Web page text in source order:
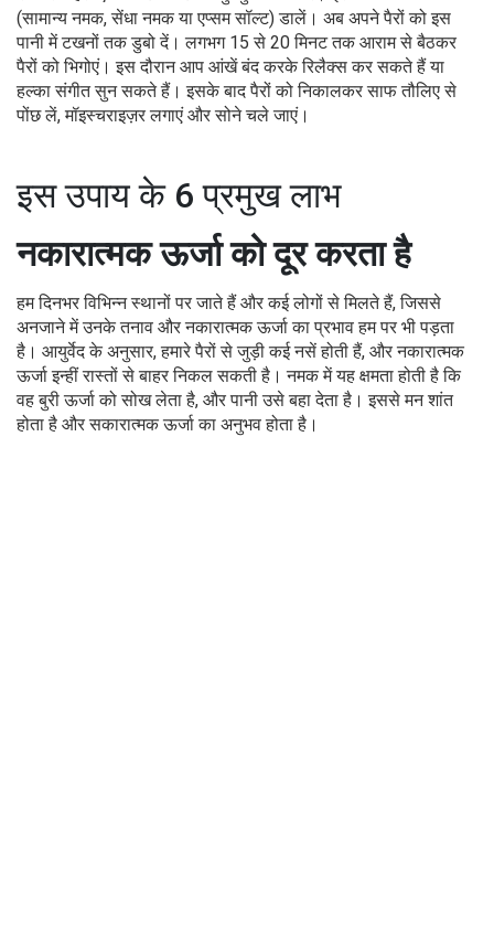
(सामान्य नमक, सेंधा नमक या एप्सम सॉल्ट) डालें। अब अपने पैरों को इस
पानी में टखनों तक डुबो दें। लगभग 15 से 20 मिनट तक आराम से बैठकर
पैरों को भिगोएं। इस दौरान आप आंखें बंद करके रिलैक्स कर सकते हैं या
हल्का संगीत सुन सकते हैं। इसके बाद पैरों को निकालकर साफ तौलिए से
पोंछ लें, मॉइस्चराइज़र लगाएं और सोने चले जाएं।
इस उपाय के 6 प्रमुख लाभ
नकारात्मक ऊर्जा को दूर करता है
हम दिनभर विभिन्न स्थानों पर जाते हैं और कई लोगों से मिलते हैं, जिससे
अनजाने में उनके तनाव और नकारात्मक ऊर्जा का प्रभाव हम पर भी पड़ता
है। आयुर्वेद के अनुसार, हमारे पैरों से जुड़ी कई नसें होती हैं, और नकारात्मक
ऊर्जा इन्हीं रास्तों से बाहर निकल सकती है। नमक में यह क्षमता होती है कि
वह बुरी ऊर्जा को सोख लेता है, और पानी उसे बहा देता है। इससे मन शांत
होता है और सकारात्मक ऊर्जा का अनुभव होता है।